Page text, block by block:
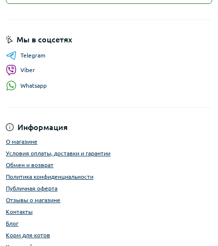
Информация
О магазине
Условия оплаты, доставки и гарантии
Обмен и возврат
Политика конфиденциальности
Публичная оферта
Отзывы о магазине
Контакты
Блог
Корм для котов
Мы в соцсетях
Telegram
Viber
Whatsapp